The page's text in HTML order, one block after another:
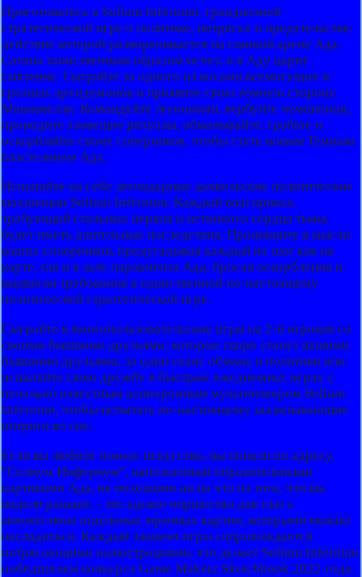
Приготовьтесь к Solium Infernum, грандиозной
стратегической игре о политике, интригах и предательстве,
действие которой разворачивается на главной арене Ада.
Сатана таинственным образом исчез, и в Аду царит
смятение. Сыграйте за одного из восьми всемогущих и
грозных архидемонов и проявите свою темную сторону
Макиавелли. Командуйте легионами, вербуйте чемпионов,
проводите зловещие ритуалы, обманывайте, грабьте и
оскорбляйте своих соперников, чтобы стать новым Темным
властелином Ада.
Испытайте на себе легендарные дьявольские политические
махинации Solium Infernum. Каждый ваш приказ,
требующий стальных нервов и истинного сердца тьмы,
будет иметь длительные последствия. Проникните в мысли
ваших соперников, предугадывая каждый их шаг как на
карте, так и в зале парламента Ада, бросая оскорбления и
выдвигая требования в единственной по-настоящему
политической стратегической игре.
Сыграйте в многопользовательские игры на 2-6 игроков со
своими бывшими друзьями, которые скоро станут вашими
бывшими друзьями, за один сеанс обмана и политики или
испытайте свою дружбу в быстрых ежедневных играх с
печально известным асинхронным мультиплеером Solium
Infernum, чтобы испытать по-настоящему захватывающие
интриги во сне.
Если вы любите темное искусство, вы попали по адресу.
"Солиум Инфернум", наполненный поразительными
картинами Ада, не похожими ни на что из того, что вы
видели раньше, - это адское пиршество для глаз с
множеством отдельных мрачных картин, которыми можно
насладиться. Каждый элемент игры сопровождается
потрясающими иллюстрациями, что делает Solium Infernum
победителем конкурса Game Makers Sketchbook 2022 года.